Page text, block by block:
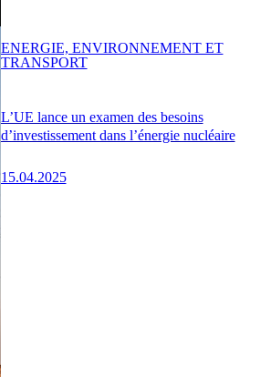
L’UE lance un examen des besoins
d’investissement dans l’énergie nucléaire
15.04.2025
ENERGIE, ENVIRONNEMENT ET
TRANSPORT